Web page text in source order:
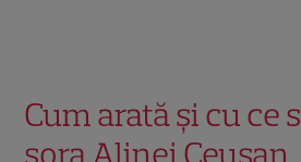
Cum arată și cu ce